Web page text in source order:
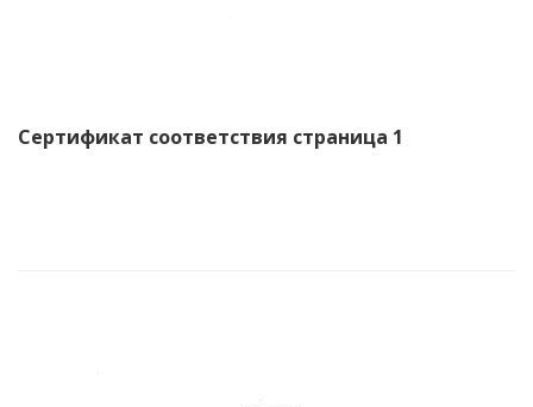
Сертификат соответствия страница 1